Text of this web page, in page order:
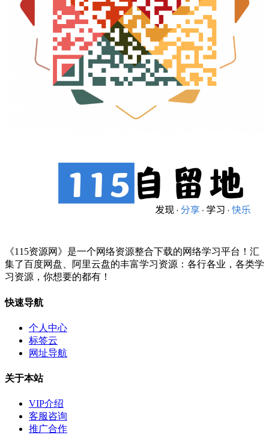
《115资源网》是一个网络资源整合下载的网络学习平台！汇
集了百度网盘、阿里云盘的丰富学习资源：各行各业，各类学
习资源，你想要的都有！
快速导航
个人中心
标签云
网址导航
关于本站
VIP介绍
客服咨询
推广合作